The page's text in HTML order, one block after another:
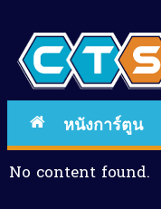
หนังการ์ตูน
No content found.